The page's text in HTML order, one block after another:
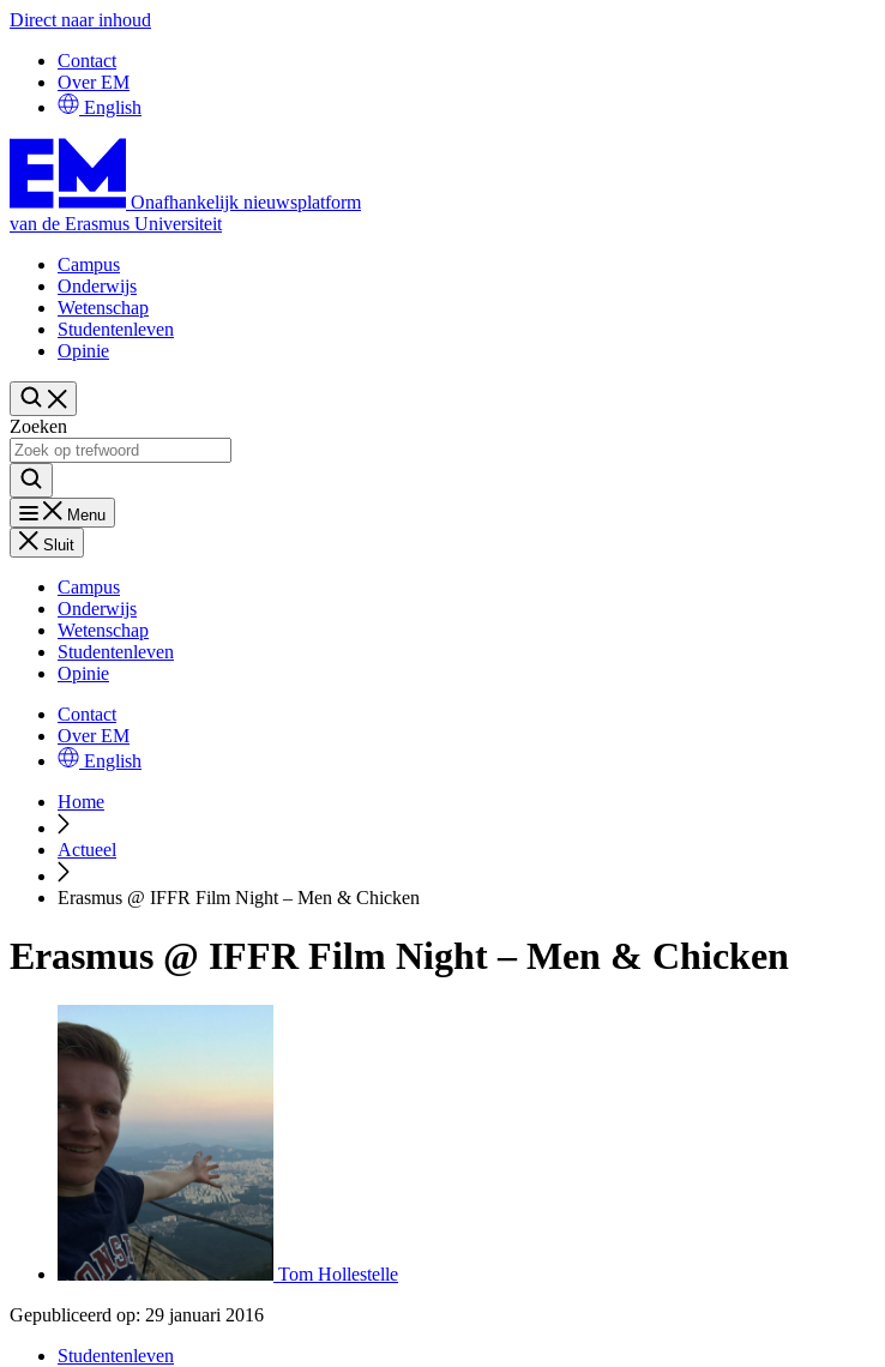
Direct naar inhoud
Contact
Over EM
English
Onafhankelijk nieuwsplatform
van de Erasmus Universiteit
Campus
Onderwijs
Wetenschap
Studentenleven
Opinie
Zoeken
Menu
Sluit
Campus
Onderwijs
Wetenschap
Studentenleven
Opinie
Contact
Over EM
English
Home
Actueel
Erasmus @ IFFR Film Night – Men & Chicken
Erasmus @ IFFR Film Night – Men & Chicken
Tom Hollestelle
Gepubliceerd op: 29 januari 2016
Studentenleven